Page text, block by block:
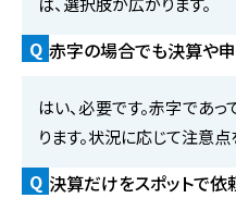
Q 赤字の場合でも決算や
はい、必要です。赤字であ
ります。状況に応じて注意点
Q 決算だけをスポットで依